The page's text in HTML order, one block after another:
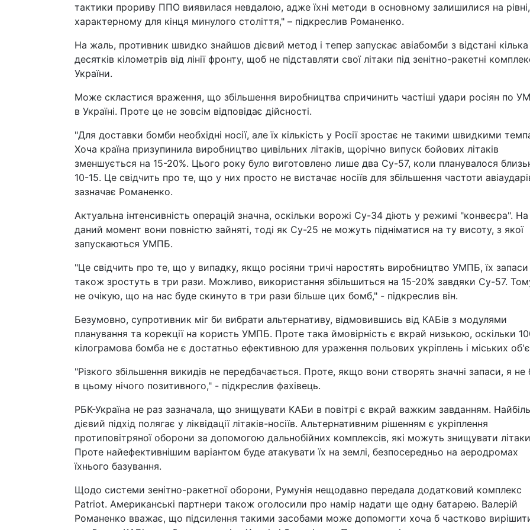
тактики прориву ППО виявилася невдалою, адже їхні методи в основному залишилися на рівні,
характерному для кінця минулого століття," – підкреслив Романенко.
На жаль, противник швидко знайшов дієвий метод і тепер запускає авіабомби з відстані кілька
десятків кілометрів від лінії фронту, щоб не підставляти свої літаки під зенітно-ракетні
України.
Може скластися враження, що збільшення виробництва спричинить частіші удари росіян по
в Україні. Проте це не зовсім відповідає дійсності.
"Для доставки бомби необхідні носії, але їх кількість у Росії зростає не такими швидкими
Хоча країна призупинила виробництво цивільних літаків, щорічно випуск бойових літаків
зменшується на 15-20%. Цього року було виготовлено лише два Су-57, коли планувалося
10-15. Це свідчить про те, що у них просто не вистачає носіїв для збільшення частоти
зазначає Романенко.
Актуальна інтенсивність операцій значна, оскільки ворожі Су-34 діють у режимі "конвеєра". На
даний момент вони повністю зайняті, тоді як Су-25 не можуть підніматися на ту висоту, з якої
запускаються УМПБ.
"Це свідчить про те, що у випадку, якщо росіяни тричі наростять виробництво УМПБ, їх запаси
також зростуть в три рази. Можливо, використання збільшиться на 15-20% завдяки Су-57.
не очікую, що на нас буде скинуто в три рази більше цих бомб," - підкреслив він.
Безумовно, супротивник міг би вибрати альтернативу, відмовившись від КАБів з модулями
планування та корекції на користь УМПБ. Проте така ймовірність є вкрай низькою, оскільки
кілограмова бомба не є достатньо ефективною для ураження польових укріплень і міських
"Різкого збільшення викидів не передбачається. Проте, якщо вони створять значні запаси, я не
в цьому нічого позитивного," - підкреслив фахівець.
РБК-Україна не раз зазначала, що знищувати КАБи в повітрі є вкрай важким завданням.
дієвий підхід полягає у ліквідації літаків-носіїв. Альтернативним рішенням є укріплення
протиповітряної оборони за допомогою дальнобійних комплексів, які можуть знищувати
Проте найефективнішим варіантом буде атакувати їх на землі, безпосередньо на аеродромах
їхнього базування.
Щодо системи зенітно-ракетної оборони, Румунія нещодавно передала додатковий комплекс
Patriot. Американські партнери також оголосили про намір надати ще одну батарею. Валерій
Романенко вважає, що підсилення такими засобами може допомогти хоча б частково